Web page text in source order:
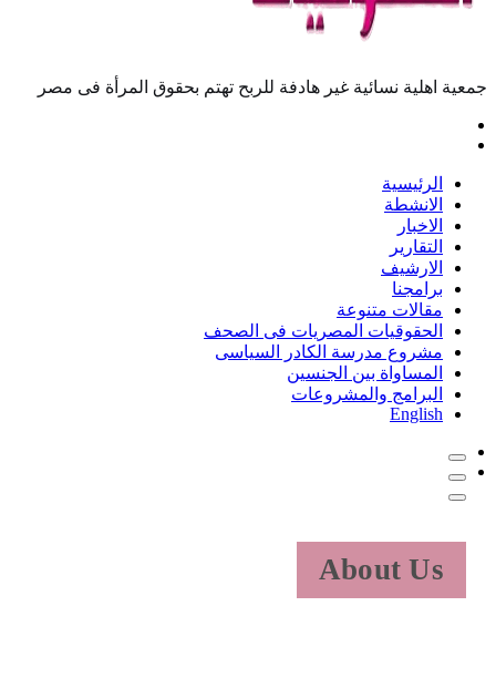
جمعية اهلية نسائية غير هادفة للربح تهتم بحقوق المرأة فى مصر
الرئيسية
الانشطة
الاخبار
التقارير
الارشيف
برامجنا
مقالات متنوعة
الحقوقيات المصريات فى الصحف
مشروع مدرسة الكادر السياسى
المساواة بين الجنسين
البرامج والمشروعات
English
About Us